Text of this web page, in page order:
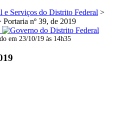
e Serviços do Distrito Federal >
Portaria nº 39, de 2019
em 23/10/19 às 14h35